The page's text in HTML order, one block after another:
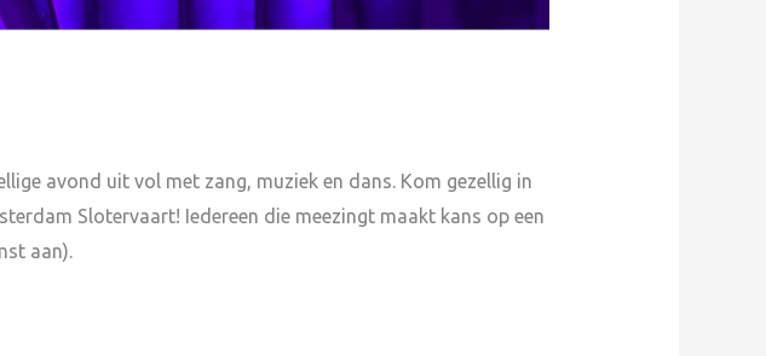
avond uit vol met zang, muziek en dans. Kom gezellig in
Slotervaart! Iedereen die meezingt maakt kans op een
aan).